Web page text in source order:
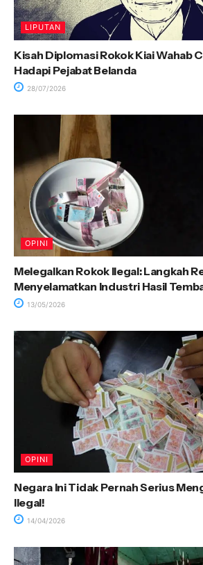
LIPUTAN
Kisah Diplomasi Rokok Kiai Wahab
Hadapi Pejabat Belanda
28/07/2026
OPINI
Melegalkan Rokok Ilegal: Langkah
Menyelamatkan Industri Hasil
13/05/2026
OPINI
Negara Ini Tidak Pernah Serius
Ilegal!
14/04/2026